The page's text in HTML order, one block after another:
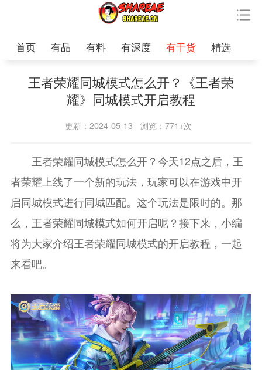
首页 有品 有料 有深度 有干货 精选
王者荣耀同城模式怎么开？《王者荣
耀》同城模式开启教程
更新：2024-05-13 浏览：771+次
王者荣耀同城模式怎么开？今天12点之后，王
者荣耀上线了一个新的玩法，玩家可以在游戏中开
启同城模式进行同城匹配。这个玩法是限时的。那
么，王者荣耀同城模式如何开启呢？接下来，小编
将为大家介绍王者荣耀同城模式的开启教程，一起
来看吧。